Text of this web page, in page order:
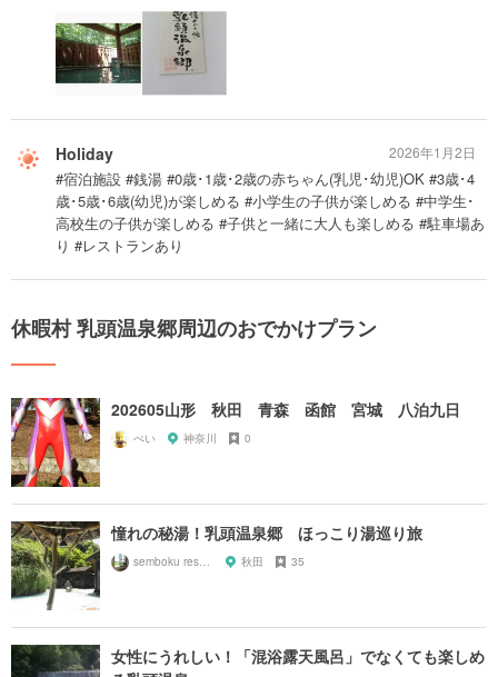
Holiday
#宿泊施設 #銭湯 #0歳･1歳･2歳の赤ちゃん(乳児･幼児)OK #3歳･4
歳･5歳･6歳(幼児)が楽しめる #小学生の子供が楽しめる #中学生･
高校生の子供が楽しめる #子供と一緒に大人も楽しめる #駐車場あ
り #レストランあり
2026年1月2日
休暇村 乳頭温泉郷周辺のおでかけプラン
202605山形 秋田 青森 函館 宮城 八泊九日
ぺい 神奈川 0
憧れの秘湯！乳頭温泉郷 ほっこり湯巡り旅
semboku researcher 秋田 35
女性にうれしい！「混浴露天風呂」でなくても楽しめ